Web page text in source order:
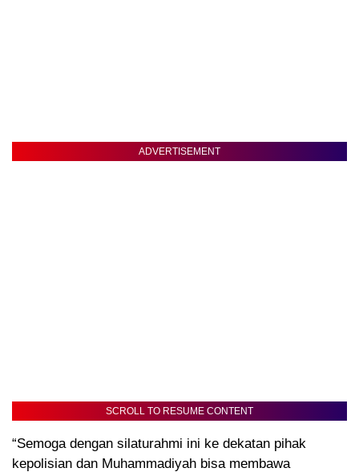
ADVERTISEMENT
SCROLL TO RESUME CONTENT
“Semoga dengan silaturahmi ini ke dekatan pihak
kepolisian dan Muhammadiyah bisa membawa